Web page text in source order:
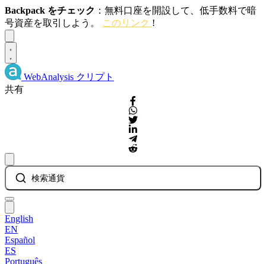
Backpack をチェック ：無料口座を開設して、低手数料で暗
号資産を取引しよう。
このリンク !
WebAnalysis クリプト
共有
検索通貨
English
EN
Español
ES
Português